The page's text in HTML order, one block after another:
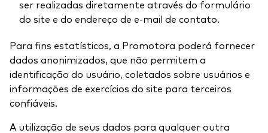
ser realizadas diretamente através do formulário
do site e do endereço de e-mail de contato.
Para fins estatísticos, a Promotora poderá fornecer
dados anonimizados, que não permitem a
identificação do usuário, coletados sobre usuários e
informações de exercícios do site para terceiros
confiáveis.
A utilização de seus dados para qualquer outra